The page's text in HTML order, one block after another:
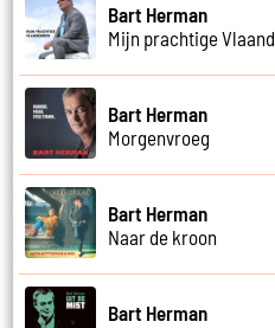
Bart Herman
Mijn prachtige
Bart Herman
Morgenvroeg
Bart Herman
Naar de kroon
Bart Herman